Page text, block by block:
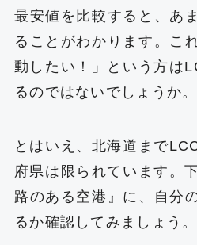
最安値を比較すると、あ
ることがわかります。こ
動したい！」という方は
るのではないでしょうか。
とはいえ、北海道まで
府県は限られています。
路のある空港』に、自分
るか確認してみましょう。